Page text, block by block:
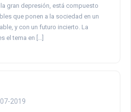
gran depresión, está compuesto
que ponen a la sociedad en un
y con un futuro incierto. La
el tema en […]
2019